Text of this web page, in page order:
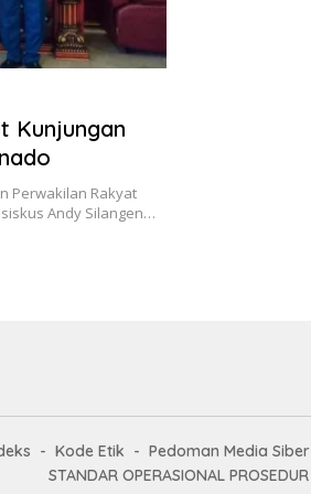
Kunjungan
Perwakilan Rakyat
Andy Silangen…
Kode Etik Pedoman Media Siber
STANDAR OPERASIONAL